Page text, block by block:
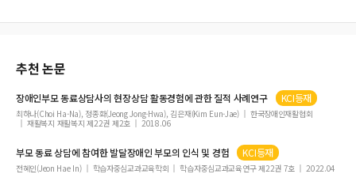
추천 논문
장애인부모동료상담사의 현장상담활동경험에 관한 질적 사례연구 KCI등재
최하나(Choi Ha-Na), 정종화(Jeong Jong-Hwa), 김은재(Kim Eun-Jae)
한국장애인재활협회
재활복지 재활복지 제22권 제2호
2018.06
부모동료상담에 참여한 발달장애인부모의 인식 및 경험 KCI등재
전혜인(Jeon Hae In) 학습자중심교과교육학회 학습자중심교과교육연구 제22권 7호 2022.04